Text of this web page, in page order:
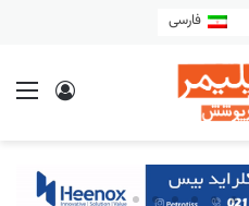
فارسی